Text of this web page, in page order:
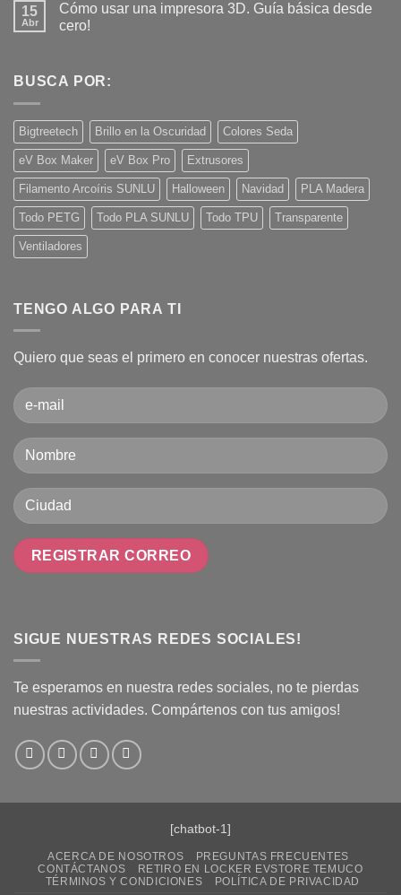
piezas
para
comentarios
¿Qué
Schrödinger
con
3D?
15
Abr
Cómo usar una impresora 3D. Guía básica desde
cero!
en
Cómo
impresora
3D.
Guía
básica
desde
cero!
BUSCA POR:
Bigtreetech Brillo en la Oscuridad Colores Seda
eV Box Maker eV Box Pro Extrusores
Filamento Arcoíris SUNLU Halloween Navidad PLA Madera
Todo PETG Todo PLA SUNLU Todo TPU Transparente
Ventiladores
TENGO ALGO PARA TI
Quiero que seas el primero en conocer nuestras ofertas.
SIGUE NUESTRAS REDES SOCIALES!
Te esperamos en nuestra redes sociales, no te pierdas
nuestras actividades. Compártenos con tus amigos!
[chatbot-1]
ACERCA DE NOSOTROS
PREGUNTAS FRECUENTES
CONTÁCTANOS
RETIRO EN LOCKER EVSTORE TEMUCO
TÉRMINOS Y CONDICIONES
POLÍTICA DE PRIVACIDAD